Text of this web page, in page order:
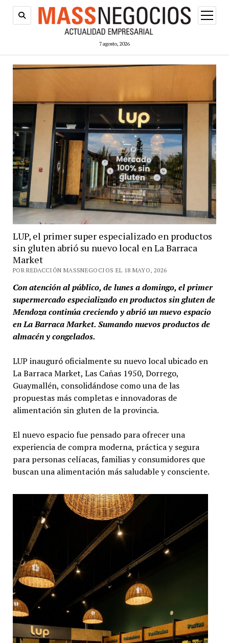
7 agosto, 2026
abrir
menú
LUP, el primer super especializado en productos
sin gluten abrió su nuevo local en La Barraca
Market
POR REDACCIÓN MASSNEGOCIOS EL 18 MAYO, 2026
Con atención al público, de lunes a domingo, el primer
supermercado especializado en productos sin gluten de
Mendoza continúa creciendo y abrió un nuevo espacio
en La Barraca Market. Sumando nuevos productos de
almacén y congelados.
LUP inauguró oficialmente su nuevo local ubicado en
La Barraca Market, Las Cañas 1950, Dorrego,
Guaymallén, consolidándose como una de las
propuestas más completas e innovadoras de
alimentación sin gluten de la provincia.
El nuevo espacio fue pensado para ofrecer una
experiencia de compra moderna, práctica y segura
para personas celíacas, familias y consumidores que
buscan una alimentación más saludable y consciente.